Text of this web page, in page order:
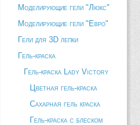
Моделирующие гели "Люкс"
Моделирующие гели "Евро"
Гели для 3D лепки
Гель-краска
Гель-краска Lady Victory
Цветная гель-краска
Сахарная гель краска
Гель-краска с блеском